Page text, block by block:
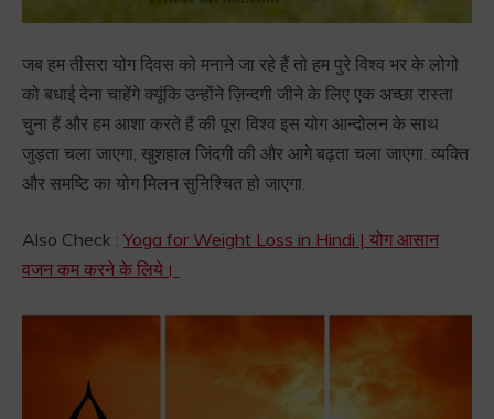
जब हम तीसरा योग दिवस को मनाने जा रहे हैं तो हम पुरे विश्व भर के लोगो
को बधाई देना चाहेंगे क्यूंकि उन्होंने ज़िन्दगी जीने के लिए एक अच्छा रास्ता
चुना हैं और हम आशा करते हैं की पूरा विश्व इस योग आन्दोलन के साथ
जुड़ता चला जाएगा, खुशहाल जिंदगी की और आगे बढ़ता चला जाएगा. व्यक्ति
और समष्टि का योग मिलन सुनिश्चित हो जाएगा.
Also Check :Yoga for Weight Loss in Hindi | योग आसान
वजन कम करने के लिये।